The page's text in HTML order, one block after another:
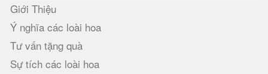
Giới Thiệu
Ý nghĩa các loài hoa
Tư vấn tặng quà
Sự tích các loài hoa